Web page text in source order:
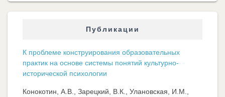
Публикации
К проблеме конструирования образовательных
практик на основе системы понятий культурно-
исторической психологии
Конокотин, А.В., Зарецкий, В.К., Улановская, И.М.,